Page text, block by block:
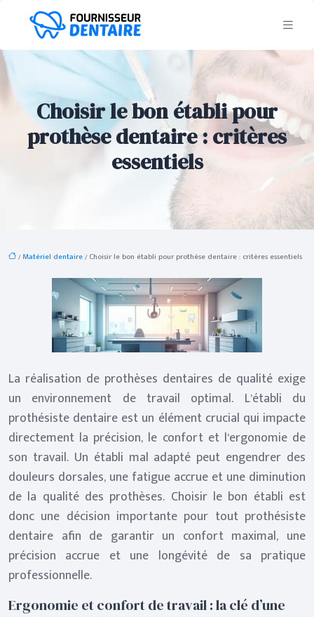
Choisir le bon établi pour
prothèse dentaire : critères
essentiels
/Matériel dentaire/ Choisir le bon établi pour prothèse dentaire : critères essentiels
La réalisation de prothèses dentaires de qualité exige
un environnement de travail optimal. L’établi du
prothésiste dentaire est un élément crucial qui impacte
directement la précision, le confort et l’ergonomie de
son travail. Un établi mal adapté peut engendrer des
douleurs dorsales, une fatigue accrue et une diminution
de la qualité des prothèses. Choisir le bon établi est
donc une décision importante pour tout prothésiste
dentaire afin de garantir un confort maximal, une
précision accrue et une longévité de sa pratique
professionnelle.
Ergonomie et confort de travail : la clé d’une